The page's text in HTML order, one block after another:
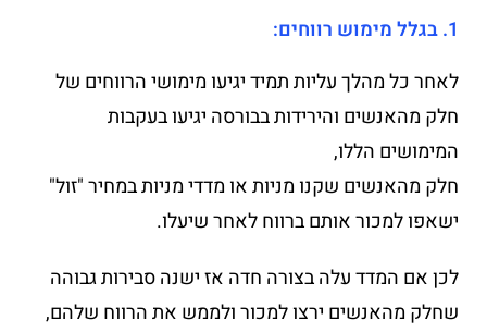
1. בגלל
מימוש רווחים:
לאחר כל מהלך עליות תמיד יגיעו מימושי הרווחים של
חלק מהאנשים והירידות בבורסה יגיעו בעקבות
המימושים הללו,
חלק מהאנשים שקנו מניות או מדדי מניות במחיר "זול"
ישאפו למכור אותם ברווח לאחר שיעלו.
לכן אם המדד עלה בצורה חדה אז ישנה סבירות גבוהה
שחלק מהאנשים ירצו למכור ולממש את הרווח שלהם,